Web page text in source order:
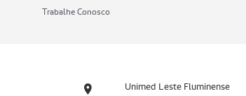
Trabalhe Conosco
Unimed Leste Fluminense